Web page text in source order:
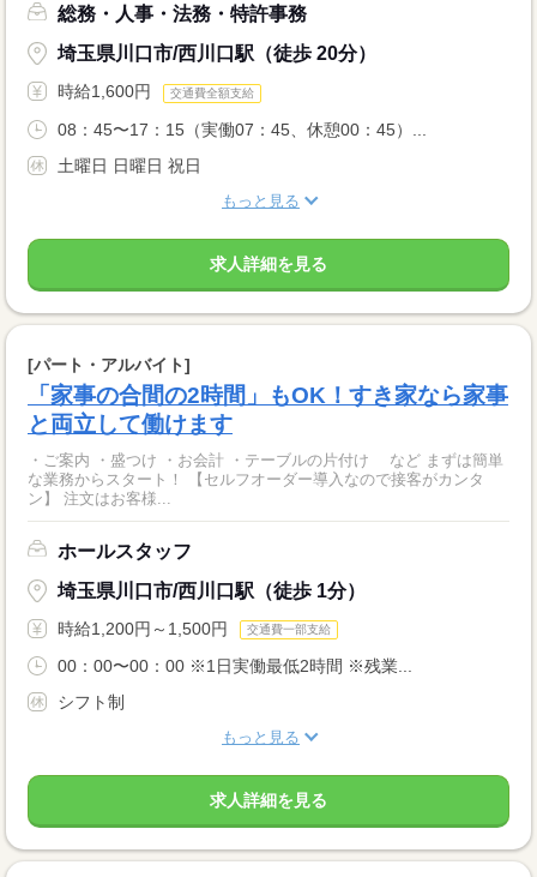
総務・人事・法務・特許事務
埼玉県川口市/西川口駅（徒歩 20分）
時給1,600円 交通費全額支給
08：45〜17：15（実働07：45、休憩00：45）...
土曜日 日曜日 祝日
もっと見る
求人詳細を見る
[パート・アルバイト]
「家事の合間の2時間」もOK！すき家なら家事
と両立して働けます
・ご案内 ・盛つけ ・お会計 ・テーブルの片付け など まずは簡単
な業務からスタート！ 【セルフオーダー導入なので接客がカンタ
ン】 注文はお客様...
ホールスタッフ
埼玉県川口市/西川口駅（徒歩 1分）
時給1,200円～1,500円 交通費一部支給
00：00〜00：00 ※1日実働最低2時間 ※残業...
シフト制
もっと見る
求人詳細を見る